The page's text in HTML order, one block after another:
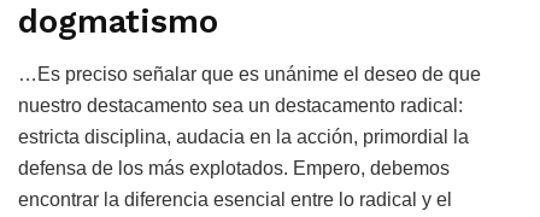
dogmatismo
…Es preciso señalar que es unánime el deseo de que
nuestro destacamento sea un destacamento radical:
estricta disciplina, audacia en la acción, primordial la
defensa de los más explotados. Empero, debemos
encontrar la diferencia esencial entre lo radical y el